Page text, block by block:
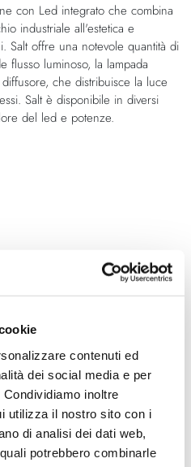
contenuti ed
dei social media e per
inoltre
utilizza il nostro sito con i
di analisi dei dati web,
potrebbero combinarle
con Led integrato che combina
industriale all'estetica e
Salt offre una notevole quantità di
flusso luminoso, la lampada
che distribuisce la luce
Salt è disponibile in diversi
del led e potenze.
Ø 420mm - H 350mm (H cavo
2000mm)
Potenza e attacco
35W - 3000K - 5125Lm -
CRI90
Classe energetica